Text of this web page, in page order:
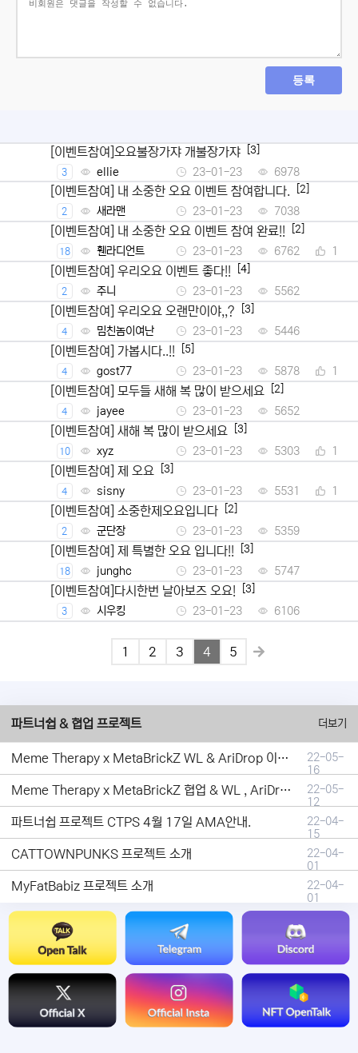
등록
[이벤트참여]오요불장가쟈 개불장가쟈 [3]
3 ellie 23-01-23 6978
[이벤트참여] 내 소중한 오요 이벤트 참여합니다. [2]
2 새라맨 23-01-23 7038
[이벤트참여] 내 소중한 오요 이벤트 참여 완료!! [2]
18 휀라디언트 23-01-23 6762 1
[이벤트참여] 우리오요 이벤트 좋다!! [4]
2 주니 23-01-23 5562
[이벤트참여] 우리오요 오랜만이야,,? [3]
4 밈친놈이여난 23-01-23 5446
[이벤트참여] 가봅시다..!! [5]
4 gost77 23-01-23 5878 1
[이벤트참여] 모두들 새해 복 많이 받으세요 [2]
4 jayee 23-01-23 5652
[이벤트참여] 새해 복 많이 받으세요 [3]
10 xyz 23-01-23 5303 1
[이벤트참여] 제 오요 [3]
4 sisny 23-01-23 5531 1
[이벤트참여] 소중한제오요입니다 [2]
2 군단장 23-01-23 5359
[이벤트참여] 제 특별한 오요 입니다!! [3]
18 junghc 23-01-23 5747
[이벤트참여]다시한번 날아보즈 오요! [3]
3 시우킹 23-01-23 6106
1 2 3 4 5
파트너쉽 & 협업 프로젝트 더보기
Meme Therapy x MetaBrickZ WL & AriDrop 이벤트 결과안내!
22-05-
16
Meme Therapy x MetaBrickZ 협업 & WL , AriDrop 이벤트 안내
22-05-
12
파트너쉽 프로젝트 CTPS 4월 17일 AMA안내.
22-04-
15
CATTOWNPUNKS 프로젝트 소개
22-04-
01
MyFatBabiz 프로젝트 소개
22-04-
01